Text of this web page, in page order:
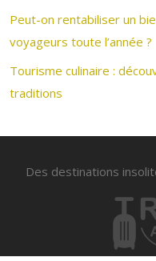
Peut-on rentabiliser un
voyageurs toute l’année ?
Tourisme culinaire :
traditions
Des destinations